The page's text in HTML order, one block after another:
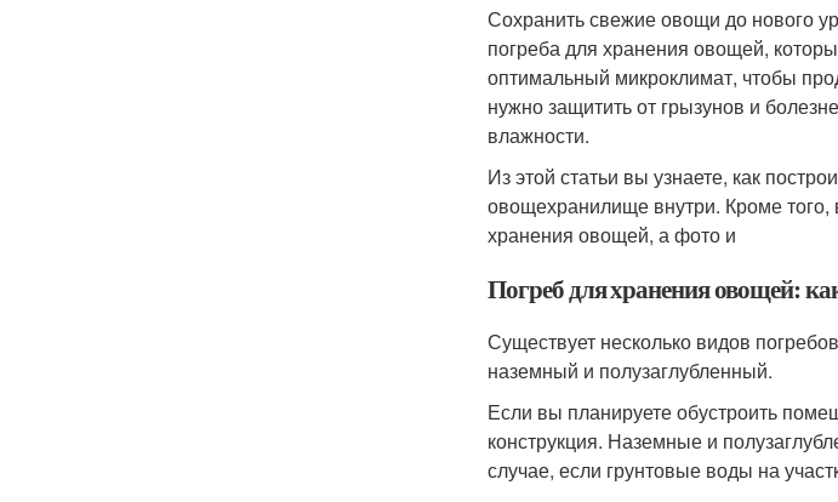
Сохранить свежие овощи до нового
погреба для хранения овощей,
оптимальный микроклимат, чтобы
нужно защитить от грызунов и
влажности.
Из этой статьи вы узнаете, как
овощехранилище внутри. Кроме того,
хранения овощей, а фото и
Погреб для хранения овощей:
Существует несколько видов
наземный и полузаглубленный.
Если вы планируете обустроить
конструкция. Наземные и
случае, если грунтовые воды на